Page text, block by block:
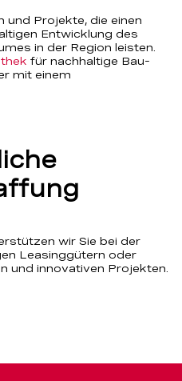
und Projekte, die einen
Entwicklung des
in der Region leisten.
für nachhaltige Bau-
mit einem
wir Sie bei der
Leasinggütern oder
und innovativen Projekten.